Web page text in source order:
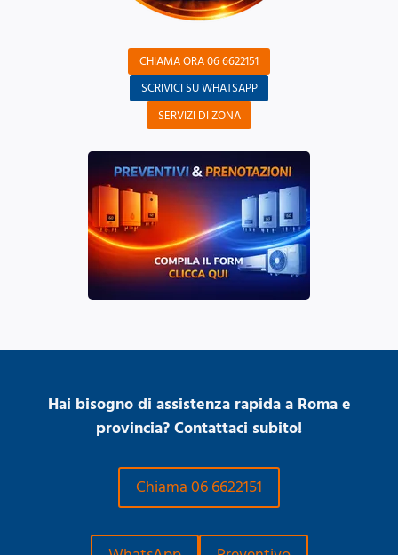
CHIAMA ORA 06 6622151
SCRIVICI SU WHATSAPP
SERVIZI DI ZONA
Hai bisogno di assistenza rapida a Roma e
provincia? Contattaci subito!
Chiama 06 6622151